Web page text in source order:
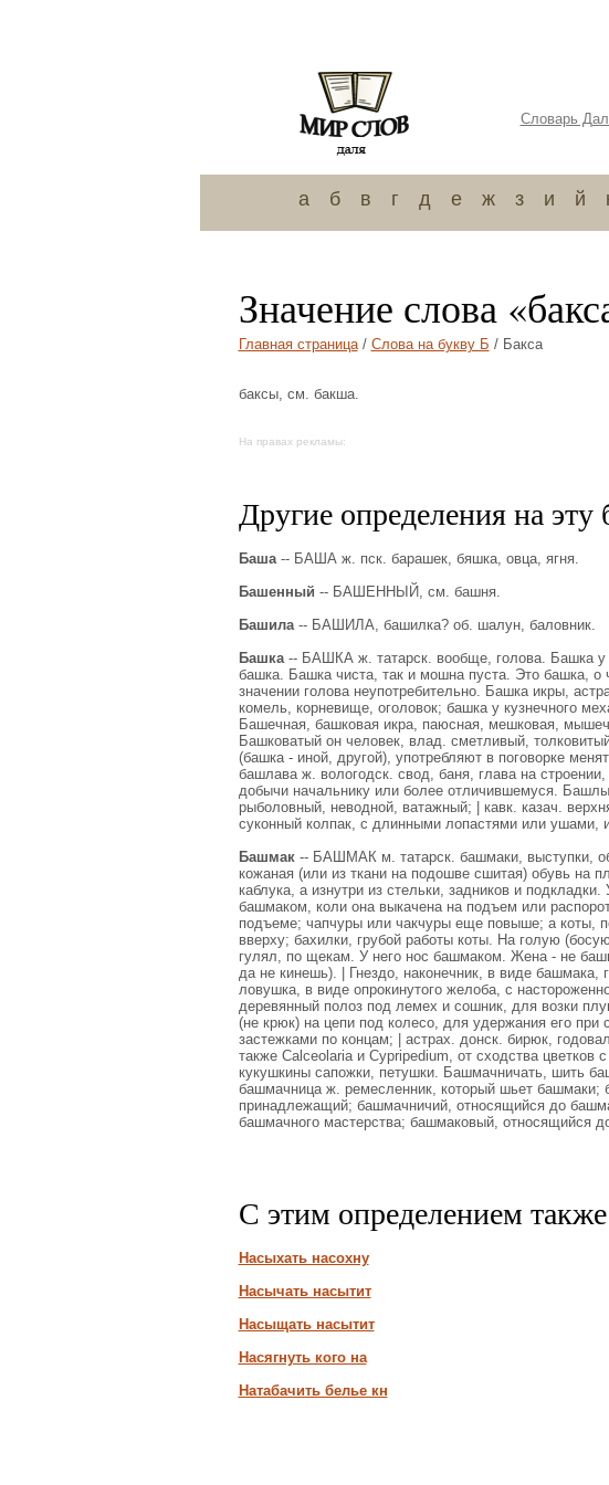
Словарь
а б в г д е ж з и й
Значение слова
Главная страница/ Слова на букву Б / Бакса
баксы, см. бакша.
На правах рекламы:
Другие определения на эту
Баша-- БАША ж. пск. барашек, бяшка, овца, ягня.
Башенный -- БАШЕННЫЙ, см. башня.
Башила-- БАШИЛА, башилка? об. шалун, баловник.
Башка-- БАШКА ж. татарск. вообще, голова. Башка у
башка. Башка чиста, так и мошна пуста. Это башка, о
значении голова неупотребительно. Башка икры,
комель, корневище, оголовок; башка у кузнечного
Башечная, башковая икра, паюсная, мешковая,
Башковатый он человек, влад. сметливый,
(башка - иной, другой), употребляют в поговорке
башлава ж. вологодск. свод, баня, глава на
добычи начальнику или более отличившемуся.
рыболовный, неводной, ватажный; | кавк. казач.
суконный колпак, с длинными лопастями или ушами,
Башмак-- БАШМАК м. татарск. башмаки, выступки,
кожаная (или из ткани на подошве сшитая) обувь на
каблука, а изнутри из стельки, задников и
башмаком, коли она выкачена на подъем или
подъеме; чапчуры или чакчуры еще повыше; а коты,
вверху; бахилки, грубой работы коты. На голую
гулял, по щекам. У него нос башмаком. Жена - не
да не кинешь). | Гнездо, наконечник, в виде башмака,
ловушка, в виде опрокинутого желоба, с
деревянный полоз под лемех и сошник, для возки
(не крюк) на цепи под колесо, для удержания его при
застежками по концам; | астрах. донск. бирюк,
также Calceolaria и Cypripedium, от сходства
кукушкины сапожки, петушки. Башмачничать, шить
башмачница ж. ремесленник, который шьет
принадлежащий; башмачничий, относящийся до
башмачного мастерства; башмаковый, относящийся
С этим определением
Насыхать насохну
Насычать насытит
Насыщать насытит
Насягнуть кого на
Натабачить белье кн